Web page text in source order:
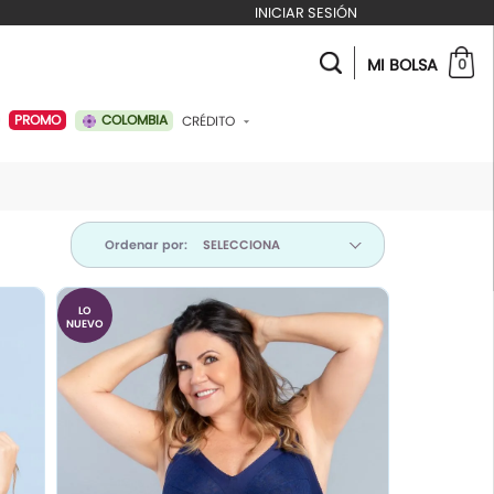
INICIAR SESIÓN
PROMO COLOMBIA CRÉDITO
MI BOLSA 0
Ordenar por:
LO
NUEVO